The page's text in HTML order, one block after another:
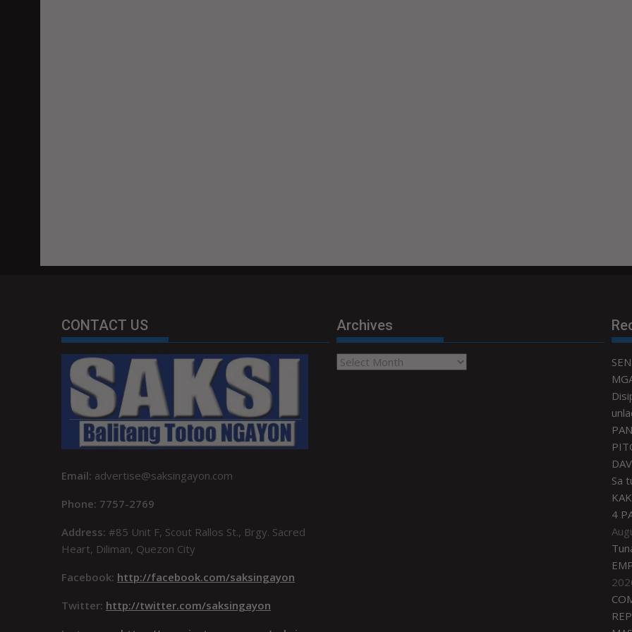
CONTACT US
Email: advertise@saksingayon.com
Phone: 7757-2769
Address: #85 Unit F, Scout Rallos St., Brgy. Sacred
Heart, Diliman, Quezon City
Facebook: http://facebook.com/saksingayon
Twitter: http://twitter.com/saksingayon
Archives
Archives
Sa
4